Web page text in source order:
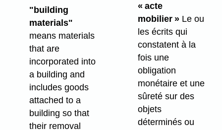
"building
materials"
means materials
that are
incorporated into
a building and
includes goods
attached to a
building so that
their removal
« acte
mobilier »Le ou
les écrits qui
constatent à la
fois une
obligation
monétaire et une
sûreté sur des
objets
déterminés ou